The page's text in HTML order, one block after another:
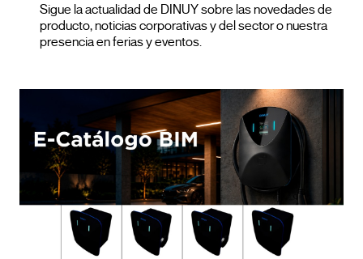
Sigue la actualidad de DINUY sobre las novedades de
producto, noticias corporativas y del sector o nuestra
presencia en ferias y eventos.